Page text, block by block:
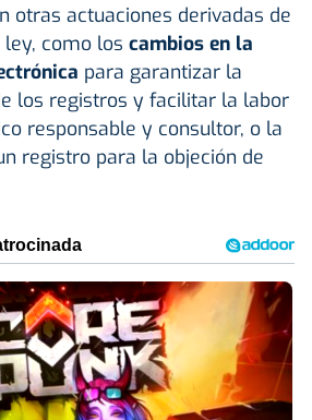
otras actuaciones derivadas de
como los cambios en la
para garantizar la
los registros y facilitar la labor
responsable y consultor, o la
registro para la objeción de